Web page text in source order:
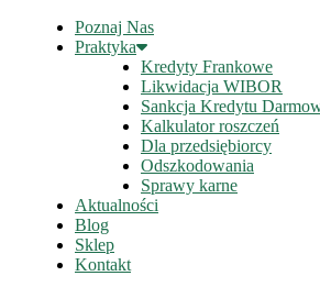
Poznaj Nas
Praktyka
Kredyty Frankowe
Likwidacja WIBOR
Sankcja Kredytu
Kalkulator roszczeń
Dla przedsiębiorcy
Odszkodowania
Sprawy karne
Aktualności
Blog
Sklep
Kontakt